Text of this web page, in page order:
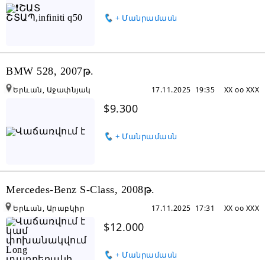
+ Մանրամասն
BMW 528, 2007թ.
$9.300
+ Մանրամասն
XX oo XXX
17.11.2025 19:35
Երևան, Աջափնյակ
Mercedes-Benz S-Class, 2008թ.
$12.000
+ Մանրամասն
XX oo XXX
17.11.2025 17:31
Երևան, Արաբկիր